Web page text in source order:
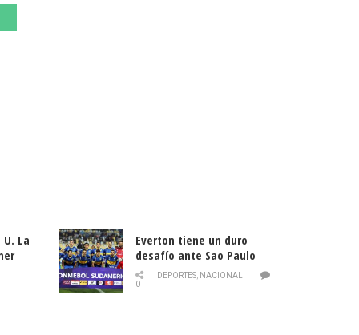
La
Everton tiene un duro
desafío ante Sao Paulo
DEPORTES, NACIONAL
0